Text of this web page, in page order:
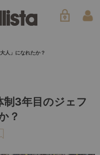
人」になれたか？
制3年目のジェフ
？